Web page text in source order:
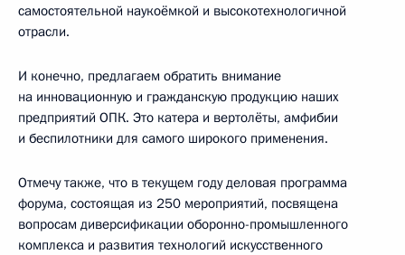
самостоятельной наукоёмкой и высокотехнологичной
отрасли.
И конечно, предлагаем обратить внимание
на инновационную и гражданскую продукцию наших
предприятий ОПК. Это катера и вертолёты, амфибии
и беспилотники для самого широкого применения.
Отмечу также, что в текущем году деловая программа
форума, состоящая из 250 мероприятий, посвящена
вопросам диверсификации оборонно-промышленного
комплекса и развития технологий искусственного